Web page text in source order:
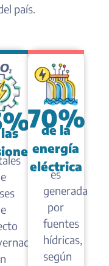
país.
70%
de la
energía
eléctrica
es
generada
por
fuentes
hídricas,
según